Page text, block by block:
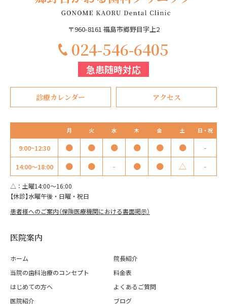
〒960-8161 福島市郷野目字上2
‭024-546-6405‬
急患随時対応
診療カレンダー アクセス
月 火 水 木 金 土 日・祝
9:00~12:30 ● ● ● ● ● ● -
14:00～18:00 ● ● - ● ● △ -
△：土曜14:00～16:00
【休診】水曜午後・日曜・祝日
患者様へのご案内（保険医療機関における書面掲示）
医院案内
ホーム
当院の歯科治療のコンセプト
はじめての方へ
医院紹介
院長紹介
料金表
よくあるご質問
ブログ